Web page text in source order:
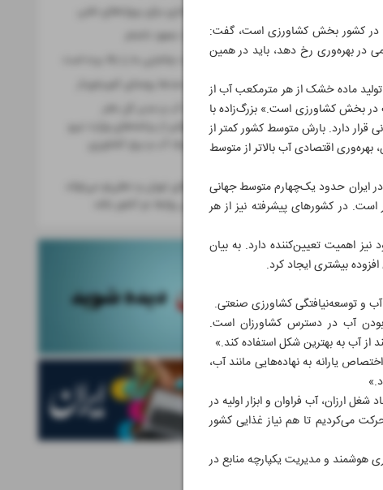
آب در کشور بخش کشاورزی است، گفت:
در بهره‌وری رخ دهد، باید در همین
ماده خشک از هر مترمکعب آب از
آب در بخش کشاورزی است.» بزرگ‌زاده با
دارد. بارش متوسط کشور کمتر از
بهره‌وری اقتصادی آب بالاتر از متوسط
ایران حدود یک‌چهارم متوسط جهانی
هر مترمکعب آب حدود ۲۲ دلار ارزش افزوده تولید می‌شود، اما در ایران این رقم حدود ۵ دلار است. در کشورهای پیشرفته نیز از هر
اهمیت تعیین‌کننده دارد. به بیان
بیشتری ایجاد کرد.
و توسعه‌نیافتگی کشاورزی صنعتی.
آب در دسترس کشاورزان است.
آب به بهترین شکل استفاده کند.»
یارانه به نهاده‌هایی مانند آب،
ارزان، آب فراوان و ابزار اولیه در
حرکت می‌کردیم تا هم نیاز غذایی کشور
هوشمند و مدیریت یکپارچه منابع در
چهار مسیر پول‌سازی برای پروژه‌های نفتی
خدا، تقدیر و یک صعود ناتمام
پیام رهبری قدرت چانه‌زنی ما را بالا برده است
عدالت آبی برای صدها روستای کم‌برخوردار
سخنگوی صنعت آب و مدیر کل دفتر
هوشمندسازی توانیر از برنامه‌های وزارت نیرو
برای کاهش مصرف آب و برق کشاورزی
اشتراک دیدگاه‌های تهران و دهلی‌نو می‌تواند
زمینه‌ساز گسترش روابط دو کشور باشد